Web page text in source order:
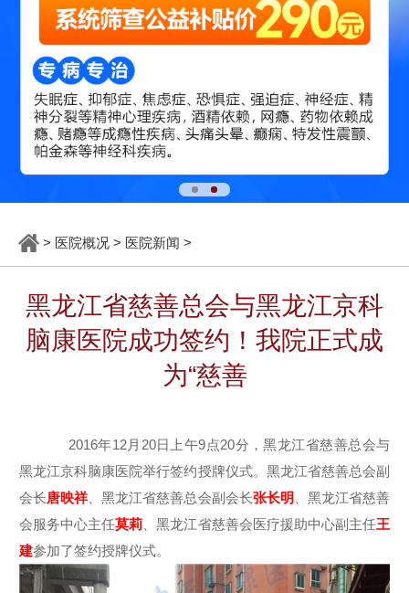
> 医院概况> 医院新闻 >
黑龙江省慈善总会与黑龙江京科
脑康医院成功签约！我院正式成
为“慈善
2016年12月20日上午9点20分，黑龙江省慈善总会与
黑龙江京科脑康医院举行签约授牌仪式。黑龙江省慈善总会副
会长唐映祥、黑龙江省慈善总会副会长张长明 、黑龙江省慈善
会服务中心主任莫莉、黑龙江省慈善会医疗援助中心副主任王
建参加了签约授牌仪式。